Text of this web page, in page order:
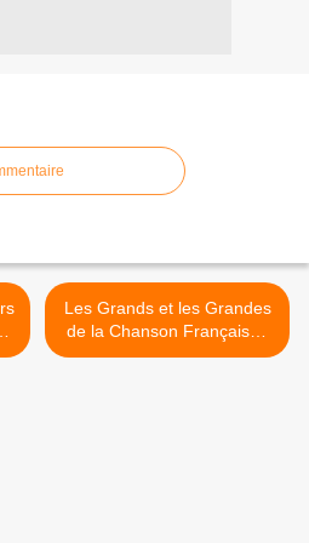
Les Grands et les Grandes
de la Chanson Française !
>